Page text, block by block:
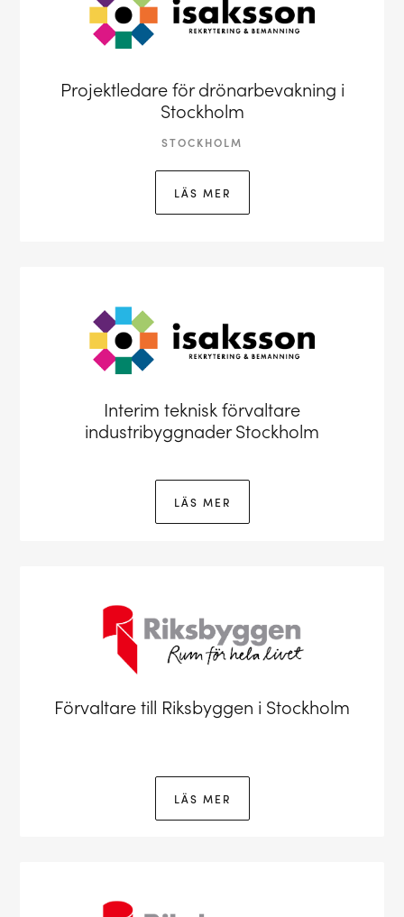
Projektledare för drönarbevakning i
Stockholm
STOCKHOLM
LÄS MER
Interim teknisk förvaltare
industribyggnader Stockholm
LÄS MER
Förvaltare till Riksbyggen i Stockholm
LÄS MER